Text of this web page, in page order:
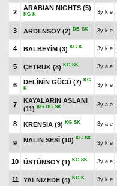
2
ARABIAN NIGHTS (5)
KG K 3y k e
3 ARDENSOY (2) DB SK 3y k e
4 BALBEYİM (3) KG K 3y k e
5 ÇETRUK (8) KG SK 3y a e
6 DELİNİN GÜCÜ (7) KG
K
3y k e
7
KAYALARIN ASLANI
(11) KG DB SK 3y a e
8 KRENSİA (9) KG SK 3y a e
9 NALIN SESİ (10) KG SK
3y k e
10 ÜSTÜNSOY (1) KG SK 3y a e
11 YALNIZEDE (4) KG K 3y k e